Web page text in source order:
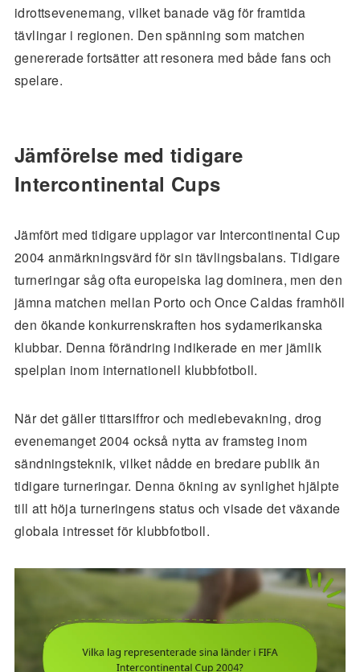
idrottsevenemang, vilket banade väg för framtida
tävlingar i regionen. Den spänning som matchen
genererade fortsätter att resonera med både fans och
spelare.
Jämförelse med tidigare
Intercontinental Cups
Jämfört med tidigare upplagor var Intercontinental Cup
2004 anmärkningsvärd för sin tävlingsbalans. Tidigare
turneringar såg ofta europeiska lag dominera, men den
jämna matchen mellan Porto och Once Caldas framhöll
den ökande konkurrenskraften hos sydamerikanska
klubbar. Denna förändring indikerade en mer jämlik
spelplan inom internationell klubbfotboll.
När det gäller tittarsiffror och mediebevakning, drog
evenemanget 2004 också nytta av framsteg inom
sändningsteknik, vilket nådde en bredare publik än
tidigare turneringar. Denna ökning av synlighet hjälpte
till att höja turneringens status och visade det växande
globala intresset för klubbfotboll.